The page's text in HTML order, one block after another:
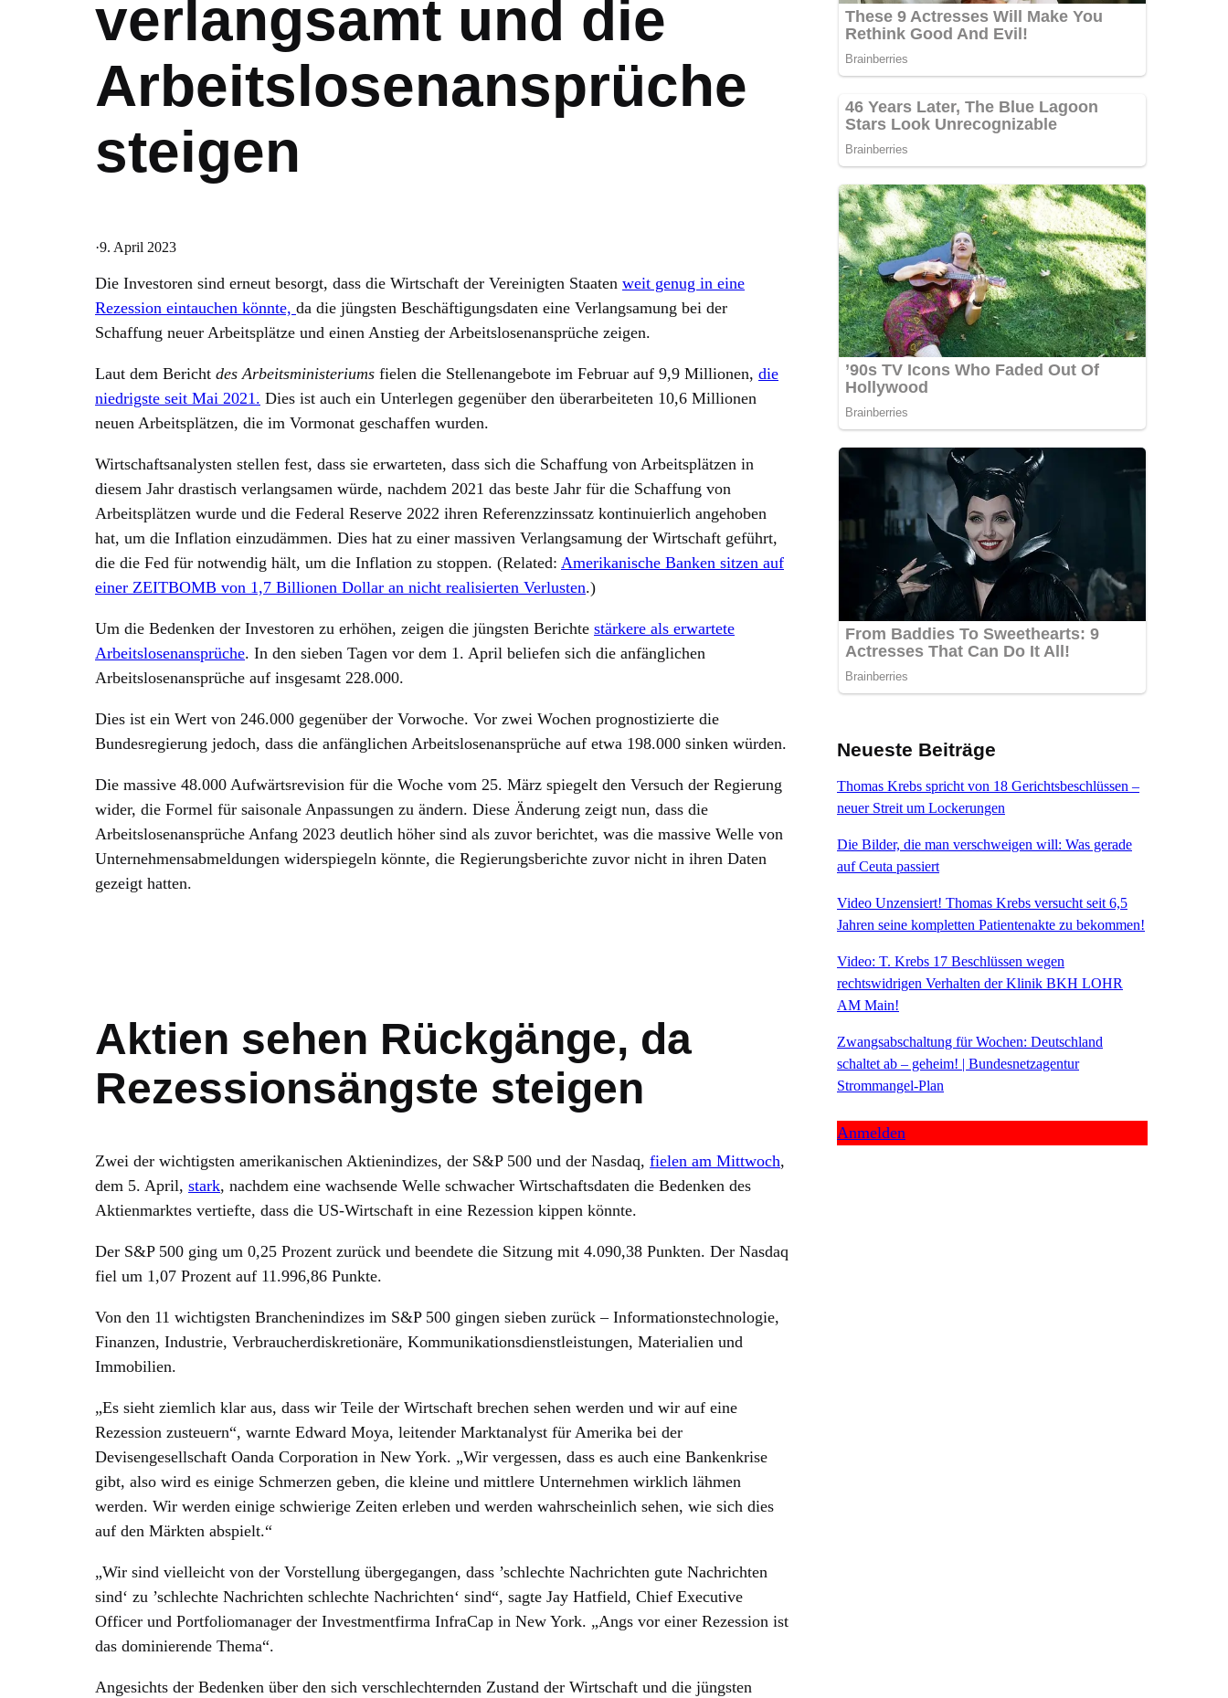
verlangsamt und die
Arbeitslosenansprüche
steigen
·9. April 2023
Die Investoren sind erneut besorgt, dass die Wirtschaft der Vereinigten Staaten weit genug in eine
Rezession eintauchen könnte, da die jüngsten Beschäftigungsdaten eine Verlangsamung bei der
Schaffung neuer Arbeitsplätze und einen Anstieg der Arbeitslosenansprüche zeigen.
Laut dem Bericht des Arbeitsministeriums fielen die Stellenangebote im Februar auf 9,9 Millionen, die
niedrigste seit Mai 2021. Dies ist auch ein Unterlegen gegenüber den überarbeiteten 10,6 Millionen
neuen Arbeitsplätzen, die im Vormonat geschaffen wurden.
Wirtschaftsanalysten stellen fest, dass sie erwarteten, dass sich die Schaffung von Arbeitsplätzen in
diesem Jahr drastisch verlangsamen würde, nachdem 2021 das beste Jahr für die Schaffung von
Arbeitsplätzen wurde und die Federal Reserve 2022 ihren Referenzzinssatz kontinuierlich angehoben
hat, um die Inflation einzudämmen. Dies hat zu einer massiven Verlangsamung der Wirtschaft geführt,
die die Fed für notwendig hält, um die Inflation zu stoppen. (Related: Amerikanische Banken sitzen auf
einer ZEITBOMB von 1,7 Billionen Dollar an nicht realisierten Verlusten.)
Um die Bedenken der Investoren zu erhöhen, zeigen die jüngsten Berichte stärkere als erwartete
Arbeitslosenansprüche. In den sieben Tagen vor dem 1. April beliefen sich die anfänglichen
Arbeitslosenansprüche auf insgesamt 228.000.
Dies ist ein Wert von 246.000 gegenüber der Vorwoche. Vor zwei Wochen prognostizierte die
Bundesregierung jedoch, dass die anfänglichen Arbeitslosenansprüche auf etwa 198.000 sinken würden.
Die massive 48.000 Aufwärtsrevision für die Woche vom 25. März spiegelt den Versuch der Regierung
wider, die Formel für saisonale Anpassungen zu ändern. Diese Änderung zeigt nun, dass die
Arbeitslosenansprüche Anfang 2023 deutlich höher sind als zuvor berichtet, was die massive Welle von
Unternehmensabmeldungen widerspiegeln könnte, die Regierungsberichte zuvor nicht in ihren Daten
gezeigt hatten.
Aktien sehen Rückgänge, da
Rezessionsängste steigen
Zwei der wichtigsten amerikanischen Aktienindizes, der S&P 500 und der Nasdaq, fielen am Mittwoch,
dem 5. April, stark, nachdem eine wachsende Welle schwacher Wirtschaftsdaten die Bedenken des
Aktienmarktes vertiefte, dass die US-Wirtschaft in eine Rezession kippen könnte.
Der S&P 500 ging um 0,25 Prozent zurück und beendete die Sitzung mit 4.090,38 Punkten. Der Nasdaq
fiel um 1,07 Prozent auf 11.996,86 Punkte.
Von den 11 wichtigsten Branchenindizes im S&P 500 gingen sieben zurück – Informationstechnologie,
Finanzen, Industrie, Verbraucherdiskretionäre, Kommunikationsdienstleistungen, Materialien und
Immobilien.
„Es sieht ziemlich klar aus, dass wir Teile der Wirtschaft brechen sehen werden und wir auf eine
Rezession zusteuern“, warnte Edward Moya, leitender Marktanalyst für Amerika bei der
Devisengesellschaft Oanda Corporation in New York. „Wir vergessen, dass es auch eine Bankenkrise
gibt, also wird es einige Schmerzen geben, die kleine und mittlere Unternehmen wirklich lähmen
werden. Wir werden einige schwierige Zeiten erleben und werden wahrscheinlich sehen, wie sich dies
auf den Märkten abspielt.“
„Wir sind vielleicht von der Vorstellung übergegangen, dass ’schlechte Nachrichten gute Nachrichten
sind‘ zu ’schlechte Nachrichten schlechte Nachrichten‘ sind“, sagte Jay Hatfield, Chief Executive
Officer und Portfoliomanager der Investmentfirma InfraCap in New York. „Angs vor einer Rezession ist
das dominierende Thema“.
Angesichts der Bedenken über den sich verschlechternden Zustand der Wirtschaft und die jüngsten
Neueste Beiträge
Thomas Krebs spricht von 18 Gerichtsbeschlüssen –
neuer Streit um Lockerungen
Die Bilder, die man verschweigen will: Was gerade
auf Ceuta passiert
Video Unzensiert! Thomas Krebs versucht seit 6,5
Jahren seine kompletten Patientenakte zu bekommen!
Video: T. Krebs 17 Beschlüssen wegen
rechtswidrigen Verhalten der Klinik BKH LOHR
AM Main!
Zwangsabschaltung für Wochen: Deutschland
schaltet ab – geheim! | Bundesnetzagentur
Strommangel-Plan
Anmelden